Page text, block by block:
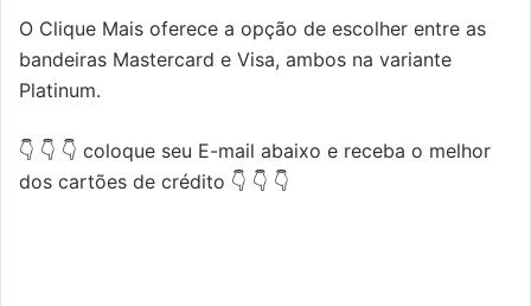
O Clique Mais oferece a opção de escolher entre as
bandeiras Mastercard e Visa, ambos na variante
Platinum.
👇 👇 👇 coloque seu E-mail abaixo e receba o melhor
dos cartões de crédito 👇 👇 👇